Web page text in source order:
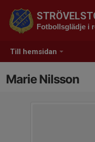
Till hemsidan
Marie Nilsson